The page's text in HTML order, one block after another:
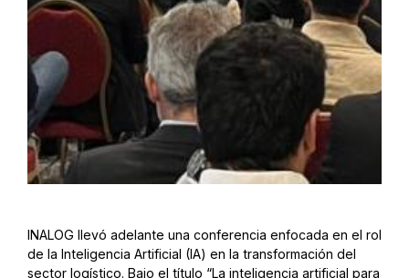
INALOG llevó adelante una conferencia enfocada en el rol
de la Inteligencia Artificial (IA) en la transformación del
sector logístico. Bajo el título “La inteligencia artificial para